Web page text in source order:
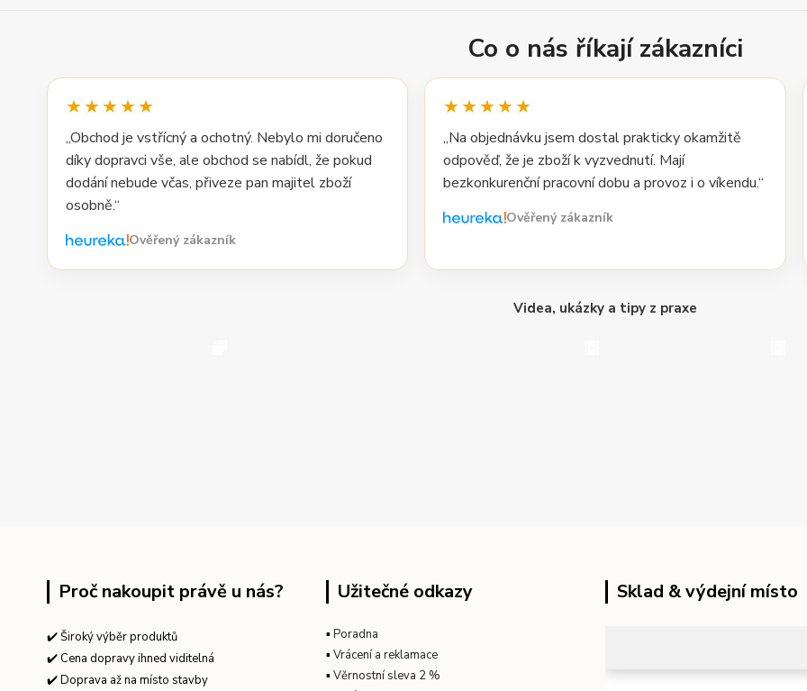
Co o nás říkají zákazníci
★★★★★
„Obchod je vstřícný a ochotný. Nebylo mi doručeno
díky dopravci vše, ale obchod se nabídl, že pokud
dodání nebude včas, přiveze pan majitel zboží
osobně.“
Ověřený zákazník
★★★★★
„Na objednávku jsem dostal prakticky okamžitě
odpověď, že je zboží k vyzvednutí. Mají
bezkonkurenční pracovní dobu a provoz i o víkendu.“
Ověřený zákazník
Videa, ukázky a tipy z praxe
Proč nakoupit právě u nás?
✔️ Široký výběr produktů
✔️ Cena dopravy ihned viditelná
✔️ Doprava až na místo stavby
Užitečné odkazy
▪ Poradna
▪ Vrácení a reklamace
▪ Věrnostní sleva 2 %
Sklad & výdejní místo